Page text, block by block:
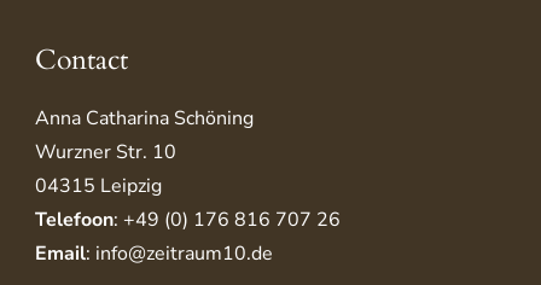
Contact
Anna Catharina Schöning
Wurzner Str. 10
04315 Leipzig
Telefoon: +49 (0) 176 816 707 26
Email: info@zeitraum10.de